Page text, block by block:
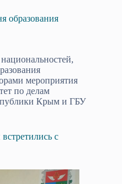
образования
мероприятия
по делам
Крым и ГБУ
с